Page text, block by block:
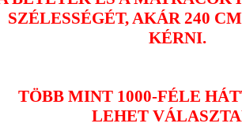
SZÉLESSÉGÉT, AKÁR 240
KÉRNI.
TÖBB MINT 1000-FÉLE
LEHET